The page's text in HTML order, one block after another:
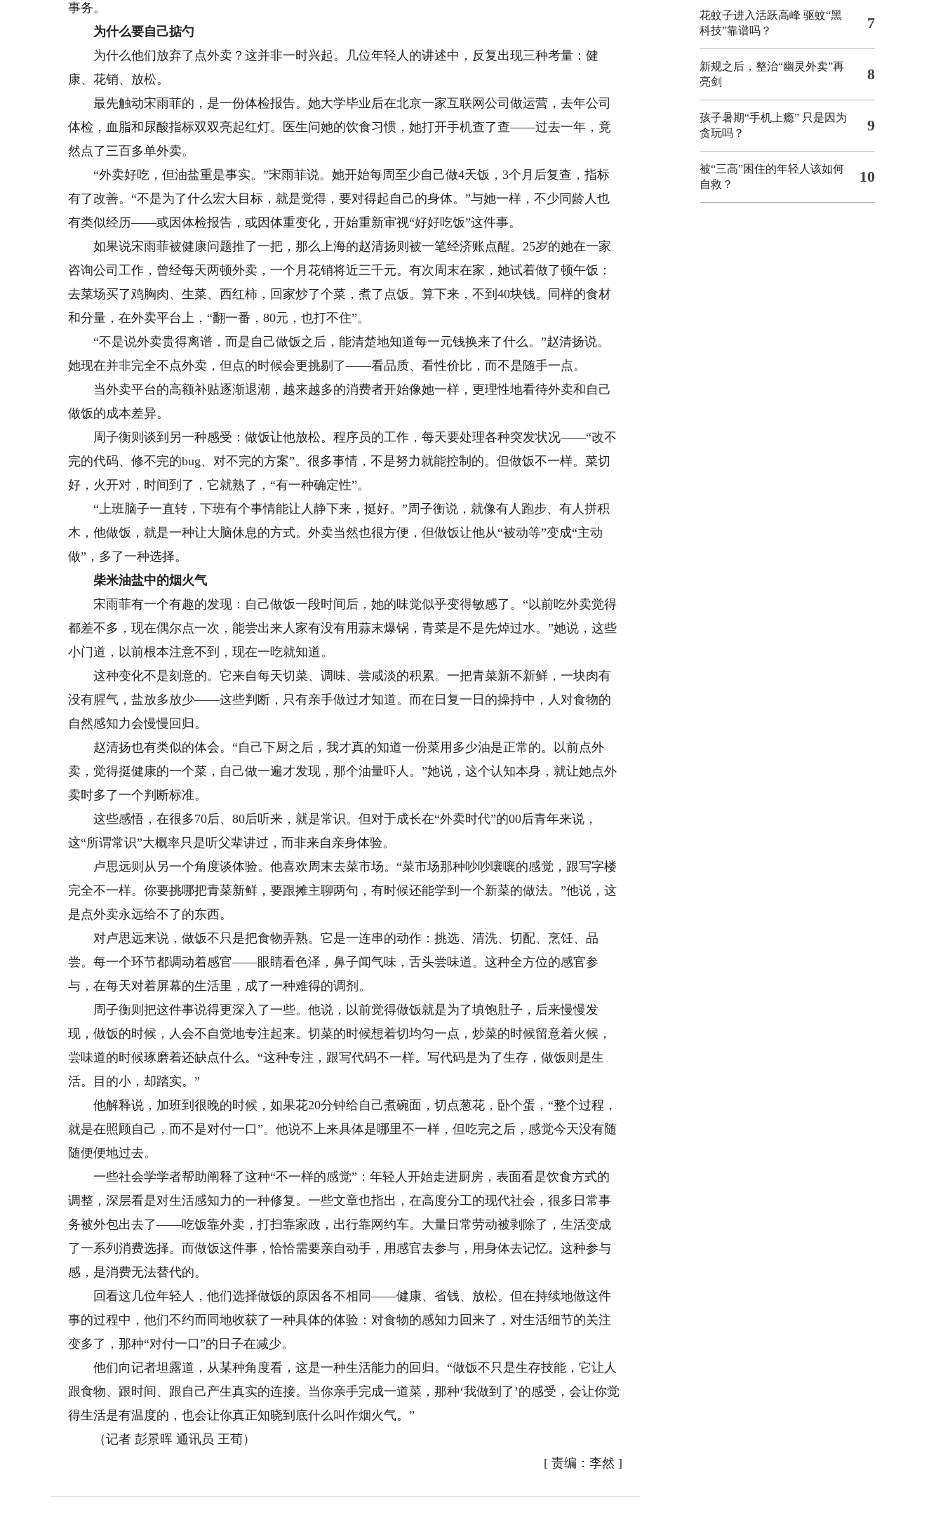
事务。
为什么要自己掂勺
为什么他们放弃了点外卖？这并非一时兴起。几位年轻人的讲述中，反复出现三种考量：健
康、花销、放松。
最先触动宋雨菲的，是一份体检报告。她大学毕业后在北京一家互联网公司做运营，去年公司
体检，血脂和尿酸指标双双亮起红灯。医生问她的饮食习惯，她打开手机查了查——过去一年，竟
然点了三百多单外卖。
“外卖好吃，但油盐重是事实。”宋雨菲说。她开始每周至少自己做4天饭，3个月后复查，指标
有了改善。“不是为了什么宏大目标，就是觉得，要对得起自己的身体。”与她一样，不少同龄人也
有类似经历——或因体检报告，或因体重变化，开始重新审视“好好吃饭”这件事。
如果说宋雨菲被健康问题推了一把，那么上海的赵清扬则被一笔经济账点醒。25岁的她在一家
咨询公司工作，曾经每天两顿外卖，一个月花销将近三千元。有次周末在家，她试着做了顿午饭：
去菜场买了鸡胸肉、生菜、西红柿，回家炒了个菜，煮了点饭。算下来，不到40块钱。同样的食材
和分量，在外卖平台上，“翻一番，80元，也打不住”。
“不是说外卖贵得离谱，而是自己做饭之后，能清楚地知道每一元钱换来了什么。”赵清扬说。
她现在并非完全不点外卖，但点的时候会更挑剔了——看品质、看性价比，而不是随手一点。
当外卖平台的高额补贴逐渐退潮，越来越多的消费者开始像她一样，更理性地看待外卖和自己
做饭的成本差异。
周子衡则谈到另一种感受：做饭让他放松。程序员的工作，每天要处理各种突发状况——“改不
完的代码、修不完的bug、对不完的方案”。很多事情，不是努力就能控制的。但做饭不一样。菜切
好，火开对，时间到了，它就熟了，“有一种确定性”。
“上班脑子一直转，下班有个事情能让人静下来，挺好。”周子衡说，就像有人跑步、有人拼积
木，他做饭，就是一种让大脑休息的方式。外卖当然也很方便，但做饭让他从“被动等”变成“主动
做”，多了一种选择。
柴米油盐中的烟火气
宋雨菲有一个有趣的发现：自己做饭一段时间后，她的味觉似乎变得敏感了。“以前吃外卖觉得
都差不多，现在偶尔点一次，能尝出来人家有没有用蒜末爆锅，青菜是不是先焯过水。”她说，这些
小门道，以前根本注意不到，现在一吃就知道。
这种变化不是刻意的。它来自每天切菜、调味、尝咸淡的积累。一把青菜新不新鲜，一块肉有
没有腥气，盐放多放少——这些判断，只有亲手做过才知道。而在日复一日的操持中，人对食物的
自然感知力会慢慢回归。
赵清扬也有类似的体会。“自己下厨之后，我才真的知道一份菜用多少油是正常的。以前点外
卖，觉得挺健康的一个菜，自己做一遍才发现，那个油量吓人。”她说，这个认知本身，就让她点外
卖时多了一个判断标准。
这些感悟，在很多70后、80后听来，就是常识。但对于成长在“外卖时代”的00后青年来说，
这“所谓常识”大概率只是听父辈讲过，而非来自亲身体验。
卢思远则从另一个角度谈体验。他喜欢周末去菜市场。“菜市场那种吵吵嚷嚷的感觉，跟写字楼
完全不一样。你要挑哪把青菜新鲜，要跟摊主聊两句，有时候还能学到一个新菜的做法。”他说，这
是点外卖永远给不了的东西。
对卢思远来说，做饭不只是把食物弄熟。它是一连串的动作：挑选、清洗、切配、烹饪、品
尝。每一个环节都调动着感官——眼睛看色泽，鼻子闻气味，舌头尝味道。这种全方位的感官参
与，在每天对着屏幕的生活里，成了一种难得的调剂。
周子衡则把这件事说得更深入了一些。他说，以前觉得做饭就是为了填饱肚子，后来慢慢发
现，做饭的时候，人会不自觉地专注起来。切菜的时候想着切均匀一点，炒菜的时候留意着火候，
尝味道的时候琢磨着还缺点什么。“这种专注，跟写代码不一样。写代码是为了生存，做饭则是生
活。目的小，却踏实。”
他解释说，加班到很晚的时候，如果花20分钟给自己煮碗面，切点葱花，卧个蛋，“整个过程，
就是在照顾自己，而不是对付一口”。他说不上来具体是哪里不一样，但吃完之后，感觉今天没有随
随便便地过去。
一些社会学学者帮助阐释了这种“不一样的感觉”：年轻人开始走进厨房，表面看是饮食方式的
调整，深层看是对生活感知力的一种修复。一些文章也指出，在高度分工的现代社会，很多日常事
务被外包出去了——吃饭靠外卖，打扫靠家政，出行靠网约车。大量日常劳动被剥除了，生活变成
了一系列消费选择。而做饭这件事，恰恰需要亲自动手，用感官去参与，用身体去记忆。这种参与
感，是消费无法替代的。
回看这几位年轻人，他们选择做饭的原因各不相同——健康、省钱、放松。但在持续地做这件
事的过程中，他们不约而同地收获了一种具体的体验：对食物的感知力回来了，对生活细节的关注
变多了，那种“对付一口”的日子在减少。
他们向记者坦露道，从某种角度看，这是一种生活能力的回归。“做饭不只是生存技能，它让人
跟食物、跟时间、跟自己产生真实的连接。当你亲手完成一道菜，那种‘我做到了’的感受，会让你觉
得生活是有温度的，也会让你真正知晓到底什么叫作烟火气。”
（记者 彭景晖 通讯员 王荀）
[ 责编：李然 ]
花蚊子进入活跃高峰 驱蚊“黑
科技”靠谱吗？
7
新规之后，整治“幽灵外卖”再
亮剑
8
孩子暑期“手机上瘾” 只是因为
贪玩吗？
9
被“三高”困住的年轻人该如何
自救？
10